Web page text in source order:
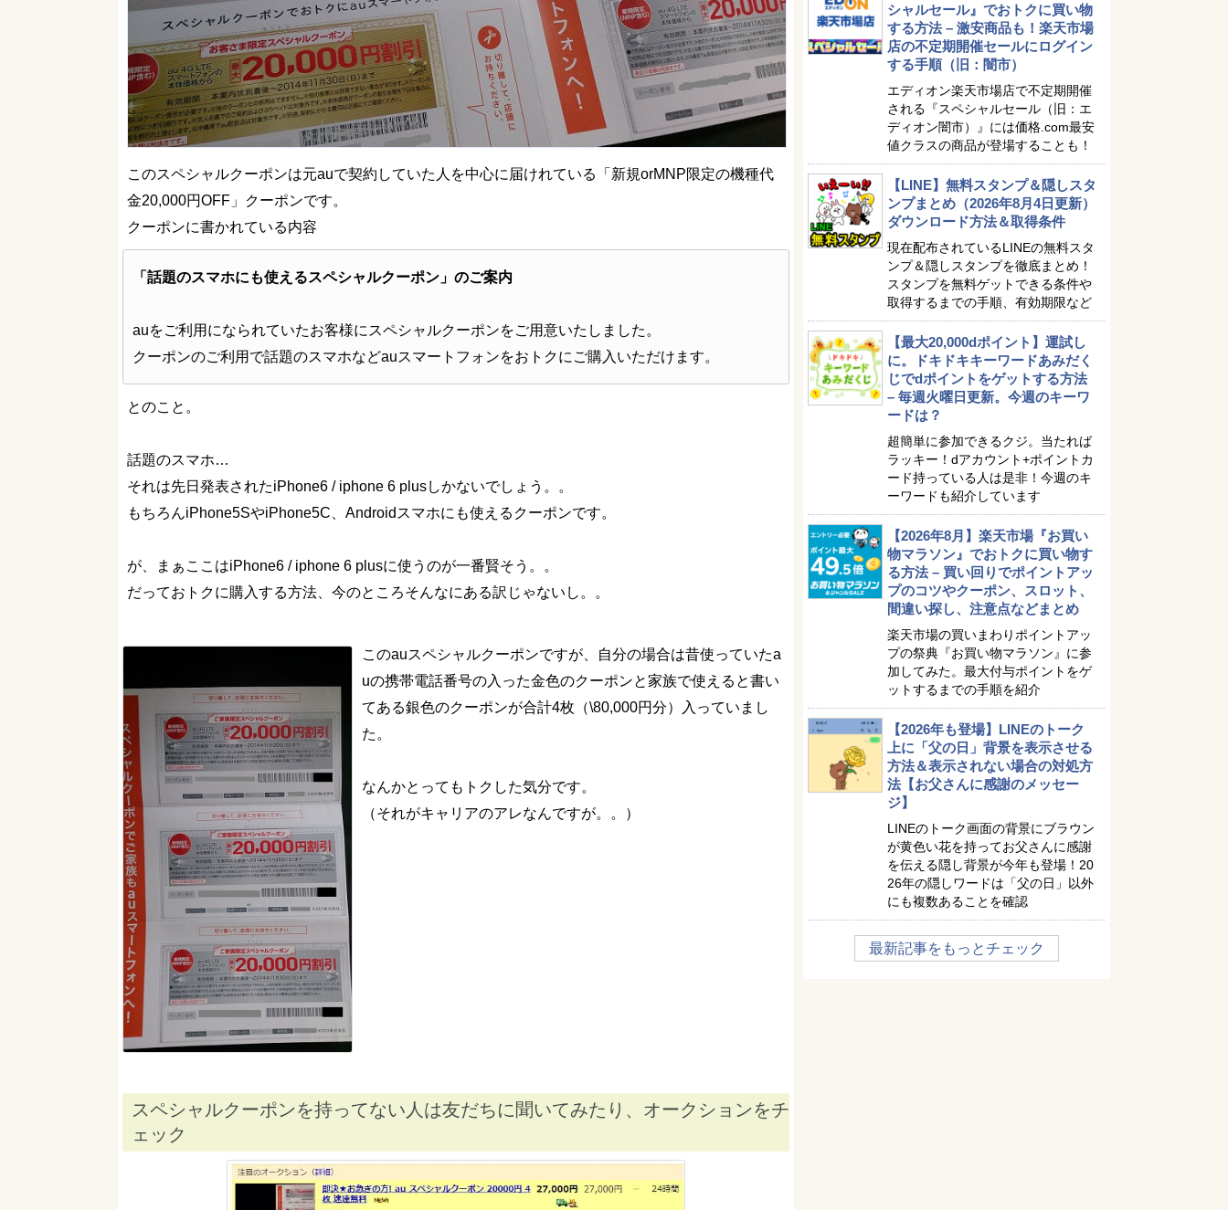
このスペシャルクーポンは元auで契約していた人を中心に届けれている「新規orMNP限定の機種代
金20,000円OFF」クーポンです。
クーポンに書かれている内容
「話題のスマホにも使えるスペシャルクーポン」のご案内
auをご利用になられていたお客様にスペシャルクーポンをご用意いたしました。
クーポンのご利用で話題のスマホなどauスマートフォンをおトクにご購入いただけます。
とのこと。
話題のスマホ…
それは先日発表されたiPhone6 / iphone 6 plusしかないでしょう。。
もちろんiPhone5SやiPhone5C、Androidスマホにも使えるクーポンです。
が、まぁここはiPhone6 / iphone 6 plusに使うのが一番賢そう。。
だっておトクに購入する方法、今のところそんなにある訳じゃないし。。
このauスペシャルクーポンですが、自分の場合は昔使っていたa
uの携帯電話番号の入った金色のクーポンと家族で使えると書い
てある銀色のクーポンが合計4枚（\80,000円分）入っていまし
た。
なんかとってもトクした気分です。
（それがキャリアのアレなんですが。。）
スペシャルクーポンを持ってない人は友だちに聞いてみたり、オークションをチ
ェック
シャルセール』でおトクに買い物
する方法 – 激安商品も！楽天市場
店の不定期開催セールにログイン
する手順（旧：闇市）
エディオン楽天市場店で不定期開催
される『スペシャルセール（旧：エ
ディオン闇市）』には価格.com最安
値クラスの商品が登場することも！
【LINE】無料スタンプ＆隠しスタ
ンプまとめ（2026年8月4日更新）
ダウンロード方法＆取得条件
現在配布されているLINEの無料スタ
ンプ＆隠しスタンプを徹底まとめ！
スタンプを無料ゲットできる条件や
取得するまでの手順、有効期限など
【最大20,000dポイント】運試し
に。ドキドキキーワードあみだく
じでdポイントをゲットする方法
– 毎週火曜日更新。今週のキーワ
ードは？
超簡単に参加できるクジ。当たれば
ラッキー！dアカウント+ポイントカ
ード持っている人は是非！今週のキ
ーワードも紹介しています
【2026年8月】楽天市場『お買い
物マラソン』でおトクに買い物す
る方法 – 買い回りでポイントアッ
プのコツやクーポン、スロット、
間違い探し、注意点などまとめ
楽天市場の買いまわりポイントアッ
プの祭典『お買い物マラソン』に参
加してみた。最大付与ポイントをゲ
ットするまでの手順を紹介
【2026年も登場】LINEのトーク
上に「父の日」背景を表示させる
方法＆表示されない場合の対処方
法【お父さんに感謝のメッセー
ジ】
LINEのトーク画面の背景にブラウン
が黄色い花を持ってお父さんに感謝
を伝える隠し背景が今年も登場！20
26年の隠しワードは「父の日」以外
にも複数あることを確認
最新記事をもっとチェック